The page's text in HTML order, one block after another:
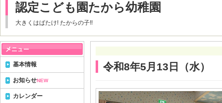
認定こども園たから幼稚園
大きくはばたけ! たからの子!!
令和8年5月13日（水）
基本情報
お知らせNEW
カレンダー